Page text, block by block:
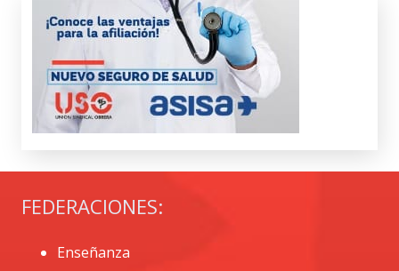
FEDERACIONES:
Enseñanza